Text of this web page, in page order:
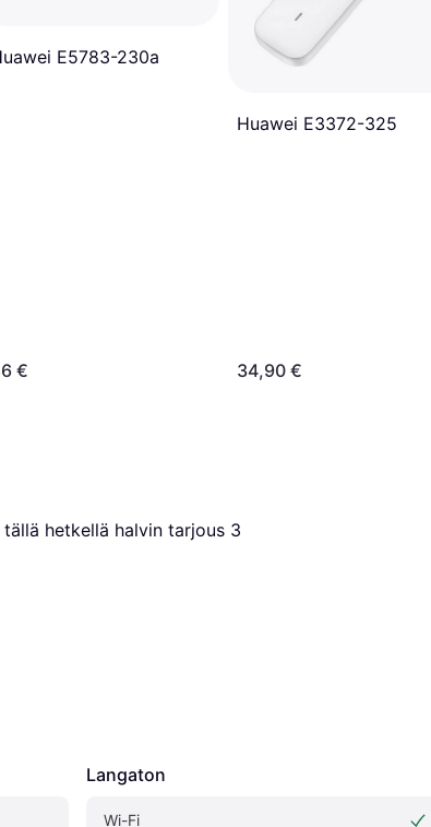
E5783-230a
€
Huawei ‎E3372-325
34,90 €
tällä hetkellä halvin tarjous 3
Langaton
Wi-Fi